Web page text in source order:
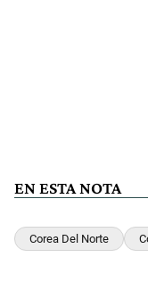
EN ESTA NOTA
Corea Del Norte